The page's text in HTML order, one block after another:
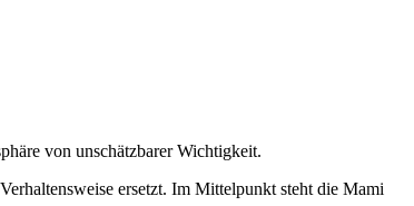
von unschätzbarer Wichtigkeit.
ersetzt. Im Mittelpunkt steht die Mami